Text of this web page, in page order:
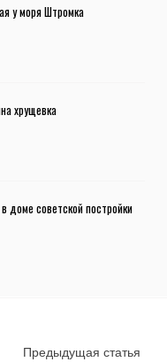
у моря Штромка
хрущевка
доме советской постройки
Предыдущая статья